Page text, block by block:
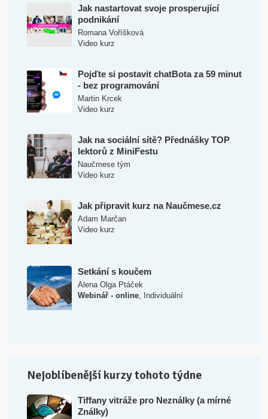
Jak nastartovat svoje prosperující
podnikání
Romana Voříšková
Video kurz
Pojďte si postavit chatBota za 59 minut
- bez programování
Martin Krcek
Video kurz
Jak na sociální sítě? Přednášky TOP
lektorů z MiniFestu
Naučmese tým
Video kurz
Jak připravit kurz na Naučmese.cz
Adam Marčan
Video kurz
Setkání s koučem
Alena Olga Ptáček
Webinář - online, Individuální
Nejoblíbenější kurzy tohoto týdne
Tiffany vitráže pro Neználky (a mírné
Ználky)